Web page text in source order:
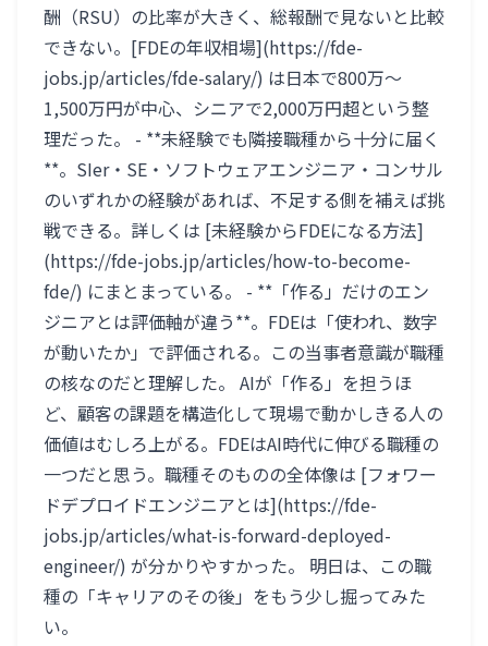
酬（RSU）の比率が大きく、総報酬で見ないと比較
できない。[FDEの年収相場](https://fde-
jobs.jp/articles/fde-salary/) は日本で800万〜
1,500万円が中心、シニアで2,000万円超という整
理だった。 - **未経験でも隣接職種から十分に届く
**。SIer・SE・ソフトウェアエンジニア・コンサル
のいずれかの経験があれば、不足する側を補えば挑
戦できる。詳しくは [未経験からFDEになる方法]
(https://fde-jobs.jp/articles/how-to-become-
fde/) にまとまっている。 - **「作る」だけのエン
ジニアとは評価軸が違う**。FDEは「使われ、数字
が動いたか」で評価される。この当事者意識が職種
の核なのだと理解した。 AIが「作る」を担うほ
ど、顧客の課題を構造化して現場で動かしきる人の
価値はむしろ上がる。FDEはAI時代に伸びる職種の
一つだと思う。職種そのものの全体像は [フォワー
ドデプロイドエンジニアとは](https://fde-
jobs.jp/articles/what-is-forward-deployed-
engineer/) が分かりやすかった。 明日は、この職
種の「キャリアのその後」をもう少し掘ってみた
い。